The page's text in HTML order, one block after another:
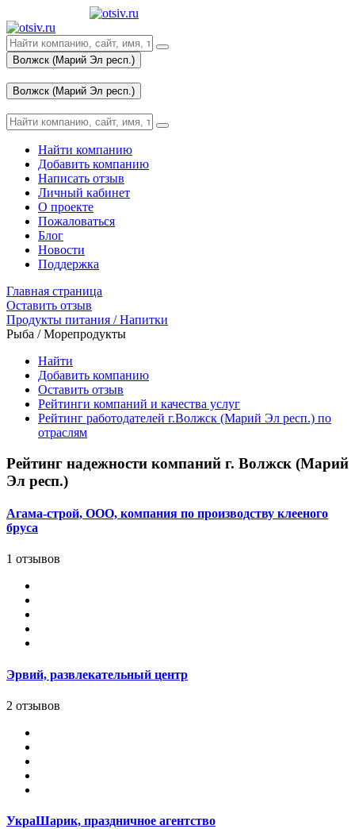
Волжск (Марий Эл респ.)
Волжск (Марий Эл респ.)
Найти компанию
Добавить компанию
Написать отзыв
Личный кабинет
О проекте
Пожаловаться
Блог
Новости
Поддержка
Главная страница
Оставить отзыв
Продукты питания / Напитки
Рыба / Морепродукты
Найти
Добавить компанию
Оставить отзыв
Рейтинги компаний и качества услуг
Рейтинг работодателей г.Волжск (Марий Эл респ.) по
отраслям
Рейтинг надежности компаний г. Волжск (Марий
Эл респ.)
Агама-строй, ООО, компания по производству клееного
бруса
1 отзывов
Эрвий, развлекательный центр
2 отзывов
УкраШарик, праздничное агентство